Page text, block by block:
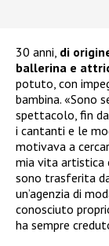
30 anni, di
ballerina e
potuto, con
bambina. «Sono
spettacolo, fin da
i cantanti e le
motivava a
mia vita artistica
sono trasferita
un’agenzia di
conosciuto
ha sempre